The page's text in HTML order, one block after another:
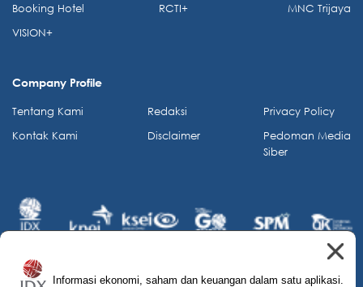
Informasi ekonomi, saham dan keuangan dalam satu aplikasi.
Booking Hotel
VISION+
RCTI+
MNC Trijaya
Company Profile
Tentang Kami
Kontak Kami
Redaksi
Disclaimer
Privacy Policy
Pedoman Media
Siber
© 2026 IDX Channel. All Rights Reserved.